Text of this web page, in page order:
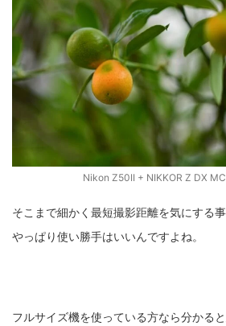
Nikon Z50II + NIKKOR Z DX
そこまで細かく最短撮影距離を気にする
やっぱり使い勝手はいいんですよね。
フルサイズ機を使っている方なら分かる